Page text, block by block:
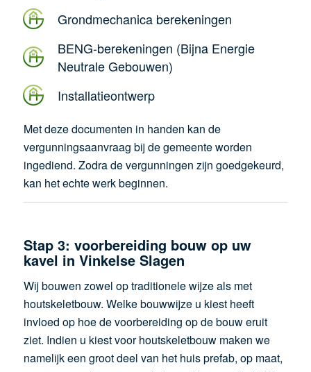
Grondmechanica berekeningen
BENG-berekeningen (Bijna Energie
Neutrale Gebouwen)
Installatieontwerp
Met deze documenten in handen kan de
vergunningsaanvraag bij de gemeente worden
ingediend. Zodra de vergunningen zijn goedgekeurd,
kan het echte werk beginnen.
Stap 3: voorbereiding bouw op uw
kavel in Vinkelse Slagen
Wij bouwen zowel op traditionele wijze als met
houtskeletbouw. Welke bouwwijze u kiest heeft
invloed op hoe de voorbereiding op de bouw eruit
ziet. Indien u kiest voor houtskeletbouw maken we
namelijk een groot deel van het huis prefab, op maat,